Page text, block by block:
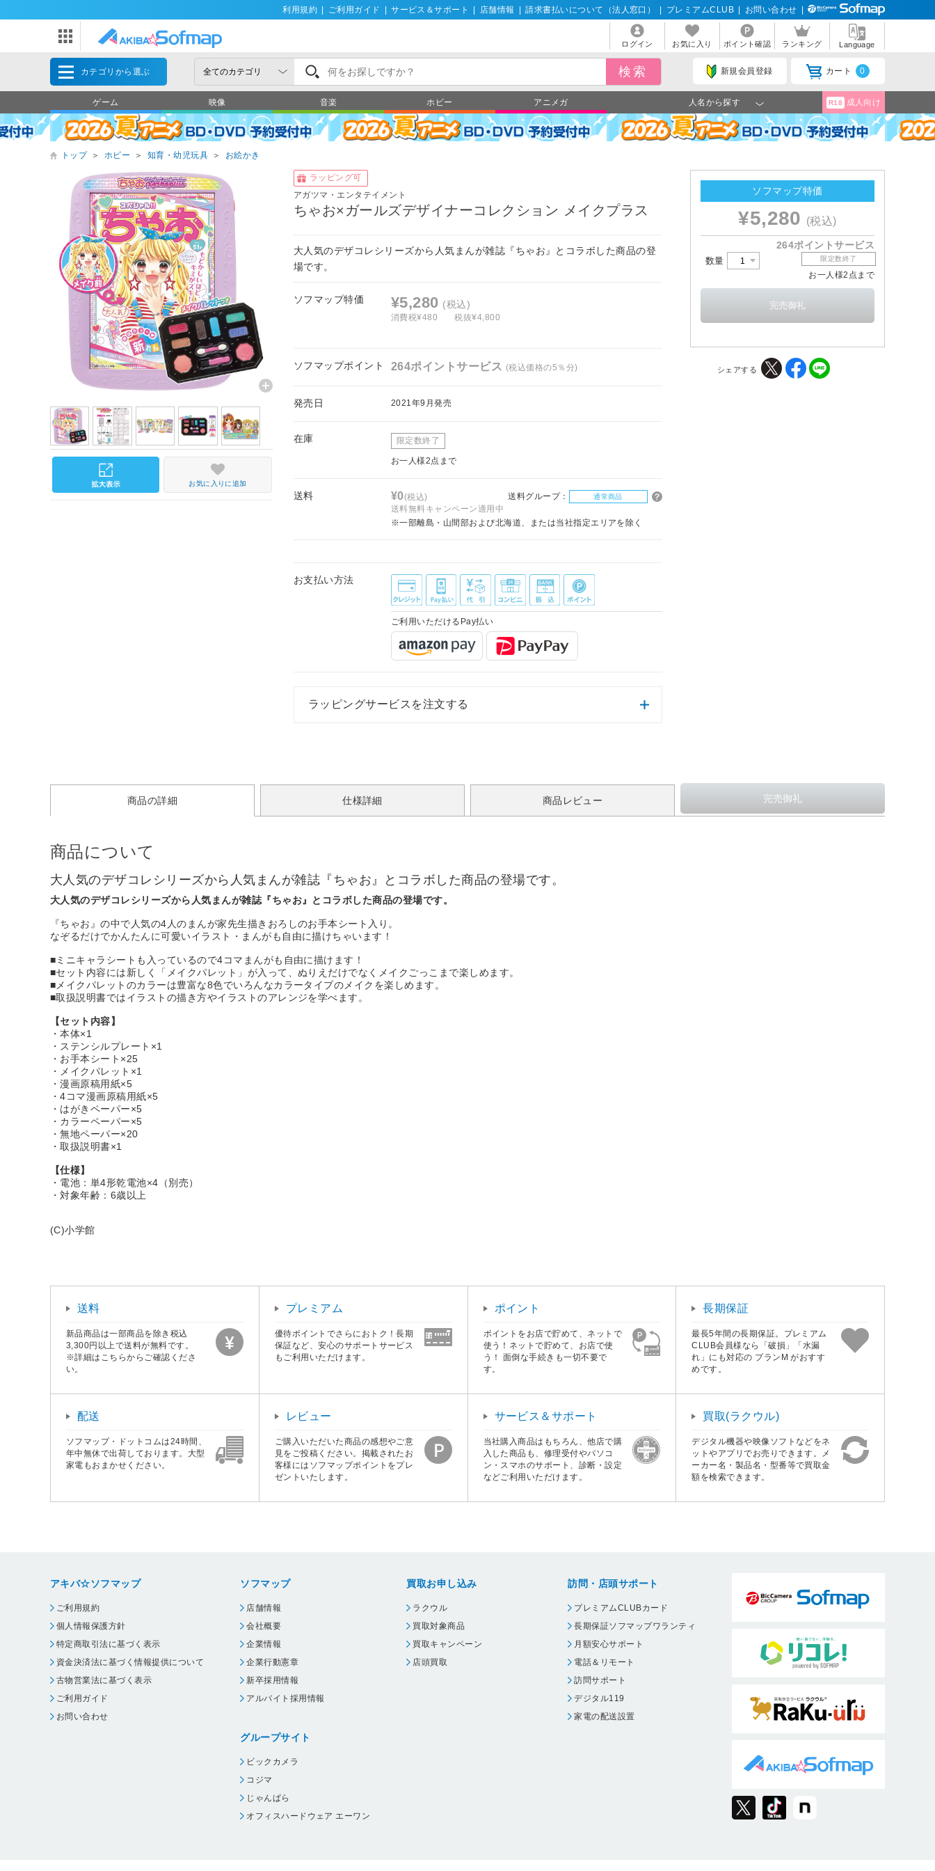
利用規約 ご利用ガイド サービス＆サポート 店舗情報 請求書払いについて（法人窓口） プレミアムCLUB お問い合わせ
ログイン お気に入り ポイント確認 ランキング Language
カテゴリから選ぶ 新規会員登録 カート 0
ゲーム 映像 音楽 ホビー アニメガ 人名から探す R18 成人向け
トップ ＞ ホビー ＞ 知育・幼児玩具 ＞ お絵かき
ラッピング可
アガツマ・エンタテイメント
ちゃお×ガールズデザイナーコレクション メイクプラス
大人気のデザコレシリーズから人気まんが雑誌『ちゃお』とコラボした商品の登
場です。
ソフマップ特価 ¥5,280 (税込)
消費税¥480 税抜¥4,800
ソフマップポイント 264ポイントサービス (税込価格の5％分)
発売日 2021年9月発売
在庫 限定数終了
お一人様2点まで
送料 ¥0(税込) 送料グループ： 通常商品
送料無料キャンペーン適用中
※一部離島・山間部および北海道、または当社指定エリアを除く
お支払い方法
ご利用いただけるPay払い
ラッピングサービスを注文する
お気に入りに追加
ソフマップ特価
¥5,280 (税込)
264ポイントサービス
数量 限定数終了
お一人様2点まで
シェアする
商品の詳細 仕様詳細 商品レビュー
商品について
大人気のデザコレシリーズから人気まんが雑誌『ちゃお』とコラボした商品の登場です。
大人気のデザコレシリーズから人気まんが雑誌『ちゃお』とコラボした商品の登場です。
『ちゃお』の中で人気の4人のまんが家先生描きおろしのお手本シート入り。
なぞるだけでかんたんに可愛いイラスト・まんがも自由に描けちゃいます！
■ミニキャラシートも入っているので4コマまんがも自由に描けます！
■セット内容には新しく「メイクパレット」が入って、ぬりえだけでなくメイクごっこまで楽しめます。
■メイクパレットのカラーは豊富な8色でいろんなカラータイプのメイクを楽しめます。
■取扱説明書ではイラストの描き方やイラストのアレンジを学べます。
【セット内容】
・本体×1
・ステンシルプレート×1
・お手本シート×25
・メイクパレット×1
・漫画原稿用紙×5
・4コマ漫画原稿用紙×5
・はがきペーパー×5
・カラーペーパー×5
・無地ペーパー×20
・取扱説明書×1
【仕様】
・電池：単4形乾電池×4（別売）
・対象年齢：6歳以上
(C)小学館
送料
新品商品は一部商品を除き税込
3,300円以上で送料が無料です。
※詳細はこちらからご確認くださ
い。
プレミアム
優待ポイントでさらにおトク！長期
保証など、安心のサポートサービス
もご利用いただけます。
ポイント
ポイントをお店で貯めて、ネットで
使う！ネットで貯めて、お店で使
う！ 面倒な手続きも一切不要で
す。
長期保証
最長5年間の長期保証。プレミアム
CLUB会員様なら「破損」「水漏
れ」にも対応の プランM がおすす
めです。
配送
ソフマップ・ドットコムは24時間、
年中無休で出荷しております。大型
家電もおまかせください。
レビュー
ご購入いただいた商品の感想やご意
見をご投稿ください。掲載されたお
客様にはソフマップポイントをプレ
ゼントいたします。
サービス＆サポート
当社購入商品はもちろん、他店で購
入した商品も、修理受付やパソコ
ン・スマホのサポート、診断・設定
などご利用いただけます。
買取(ラクウル)
デジタル機器や映像ソフトなどをネ
ットやアプリでお売りできます。メ
ーカー名・製品名・型番等で買取金
額を検索できます。
アキバ☆ソフマップ
ご利用規約
個人情報保護方針
特定商取引法に基づく表示
資金決済法に基づく情報提供について
古物営業法に基づく表示
ご利用ガイド
お問い合わせ
ソフマップ
店舗情報
会社概要
企業情報
企業行動憲章
新卒採用情報
アルバイト採用情報
グループサイト
ビックカメラ
コジマ
じゃんぱら
オフィスハードウェア エーワン
買取お申し込み
ラクウル
買取対象商品
買取キャンペーン
店頭買取
訪問・店頭サポート
プレミアムCLUBカード
長期保証ソフマップワランティ
月額安心サポート
電話＆リモート
訪問サポート
デジタル119
家電の配送設置